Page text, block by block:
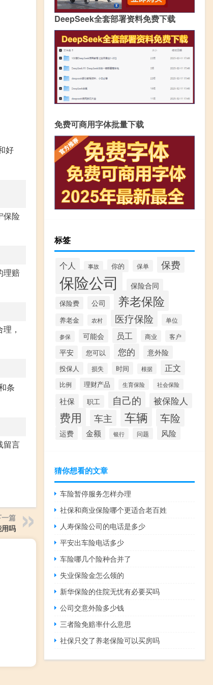
好
保险
理赔
，
条
留言
篇
吗
DeepSeek全套部署资料免费下载
免费可商用字体批量下载
标签
个人 事故 你的 保单 保费
保险公司 保险合同
保险费 公司 养老保险
养老金 农村 医疗保险 单位
参保 可能会 员工 商业 客户
平安 您可以 您的 意外险
投保人 损失 时间 根据 正文
比例 理财产品 生育保险 社会保险
社保 职工 自己的 被保险人
费用 车主 车辆 车险
运费 金额 银行 问题 风险
猜你想看的文章
车险暂停服务怎样办理
社保和商业保险哪个更适合老百姓
人寿保险公司的电话是多少
平安出车险电话多少
车险哪几个险种合并了
失业保险金怎么领的
新华保险的住院无忧有必要买吗
公司交意外险多少钱
三者险免赔率什么意思
社保只交了养老保险可以买房吗